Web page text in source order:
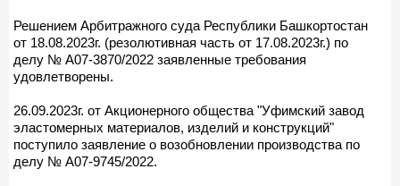
Решением Арбитражного суда Республики Башкортостан
от 18.08.2023г. (резолютивная часть от 17.08.2023г.) по
делу № А07-3870/2022 заявленные требования
удовлетворены.
26.09.2023г. от Акционерного общества "Уфимский завод
эластомерных материалов, изделий и конструкций"
поступило заявление о возобновлении производства по
делу № А07-9745/2022.